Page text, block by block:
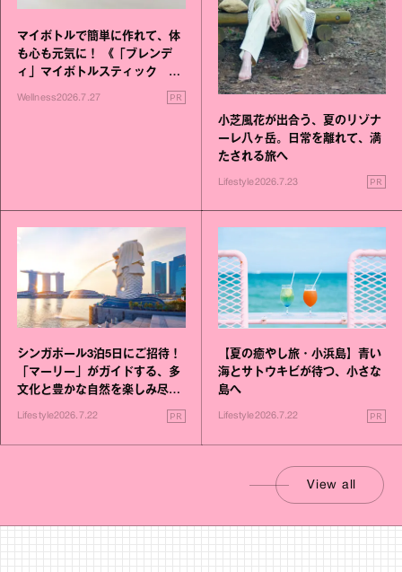
マイボトルで簡単に作れて、体
も心も元気に！ 《「ブレンデ
ィ」マイボトルスティック い
いこと毎日》シリーズが誕生
Wellness2026.7.27 PR
小芝風花が出合う、夏のリゾナ
ーレ八ヶ岳。日常を離れて、満
たされる旅へ
Lifestyle2026.7.23 PR
シンガポール3泊5日にご招待！
「マーリー」がガイドする、多
文化と豊かな自然を楽しみ尽く
Lifestyle2026.7.22 PR
【夏の癒やし旅・小浜島】青い
海とサトウキビが待つ、小さな
島へ
Lifestyle2026.7.22 PR
View all